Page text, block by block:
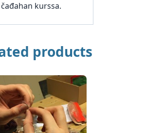
kurssa.
products